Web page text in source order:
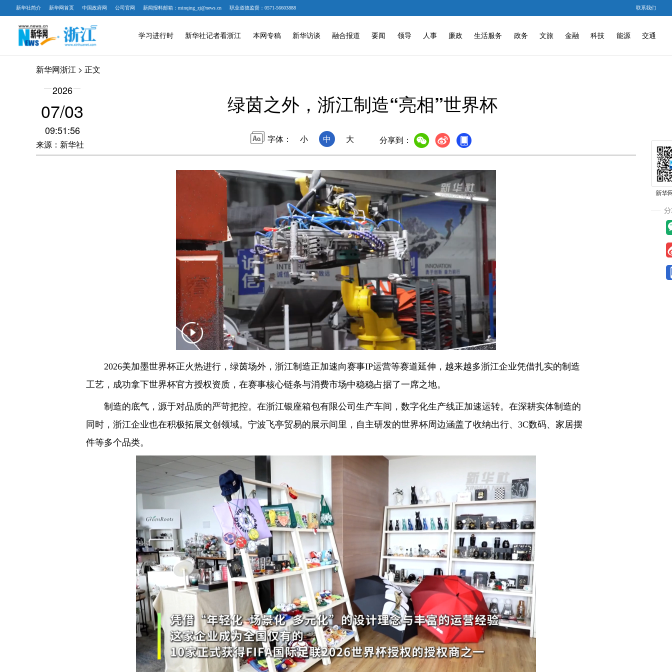
新华社简介 新华网首页 中国政府网 公司官网 新闻报料邮箱：minqing_zj@news.cn 职业道德监督：0571-56603888 联系我们
学习进行时 新华社记者看浙江 本网专稿 新华访谈 融合报道 要闻 领导 人事 廉政 生活服务 政务 文旅 金融 科技 能源 交通
新华网浙江 > 正文
2026
07/03
09:51:56
来源：新华社
绿茵之外，浙江制造“亮相”世界杯
字体： 小 中 大 分享到：
2026美加墨世界杯正火热进行，绿茵场外，浙江制造正加速向赛事IP运营等赛道延伸，越来越多浙江企业凭借扎实的制造
工艺，成功拿下世界杯官方授权资质，在赛事核心链条与消费市场中稳稳占据了一席之地。
制造的底气，源于对品质的严苛把控。在浙江银座箱包有限公司生产车间，数字化生产线正加速运转。在深耕实体制造的
同时，浙江企业也在积极拓展文创领域。宁波飞亭贸易的展示间里，自主研发的世界杯周边涵盖了收纳出行、3C数码、家居摆
件等多个品类。